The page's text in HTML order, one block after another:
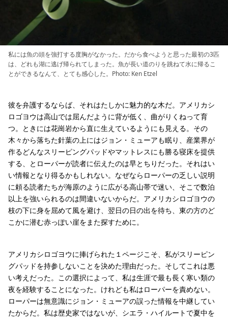
私には魚の頭を強打する度胸がなかった。だから食べようと思った最初の3匹
は、どれも湖に逃げ帰られてしまった。魚が長い道のりを跳ねて水に帰るこ
とができるなんて、とても感心した。Photo: Ken Etzel
彼を弁護するならば、それはたしかに魅力的な木だ。アメリカシ
ロゴヨウは高山では屈んだように背が低く、曲がりくねって育
つ。ときには花崗岩から直に生えているようにも見える。その
木々から落ちた針葉の上にはジョン・ミューアも眠り、産業界が
作るどんなスリーピングパッドやマットレスにも勝る寝床を提供
する、とローパーが読者に伝えたのは早とちりだった。それはい
い情報となり得るかもしれない。なぜならローパーの乏しい説明
に頼る読者たちが海原のように広がる高山帯で迷い、そこで数泊
以上を強いられるのは間違いないからだ。アメリカシロゴヨウの
枝の下に身を屈めて風を避け、翌日の日の出を待ち、東の方のど
こかに潜む赤っぽい崖をまた探すために。
アメリカシロゴヨウに捧げられた１ページこそ、私がスリーピン
グパッドを持参しないことを決めた理由だった。そしてこれは悪
い考えだった。この選択によって、私は生涯で最も長く寒い類の
夜を経験することになった。けれども私はローパーを責めない。
ローパーは無意識にジョン・ミューアの誤った情報を中継してい
たからだ。私は歴史家ではないが、シエラ・ハイルートで夏中を